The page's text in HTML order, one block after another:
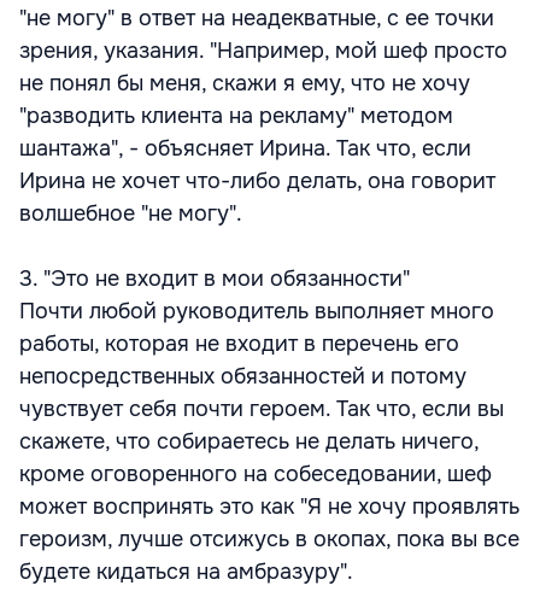
"не могу" в ответ на неадекватные, с ее точки
зрения, указания. "Например, мой шеф просто
не понял бы меня, скажи я ему, что не хочу
"разводить клиента на рекламу" методом
шантажа", - объясняет Ирина. Так что, если
Ирина не хочет что-либо делать, она говорит
волшебное "не могу".
3. "Это не входит в мои обязанности"
Почти любой руководитель выполняет много
работы, которая не входит в перечень его
непосредственных обязанностей и потому
чувствует себя почти героем. Так что, если вы
скажете, что собираетесь не делать ничего,
кроме оговоренного на собеседовании, шеф
может воспринять это как "Я не хочу проявлять
героизм, лучше отсижусь в окопах, пока вы все
будете кидаться на амбразуру".